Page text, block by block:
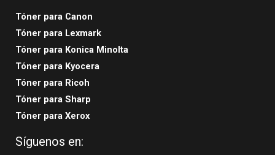
Tóner para Canon
Tóner para Lexmark
Tóner para Konica Minolta
Tóner para Kyocera
Tóner para Ricoh
Tóner para Sharp
Tóner para Xerox
Síguenos en: